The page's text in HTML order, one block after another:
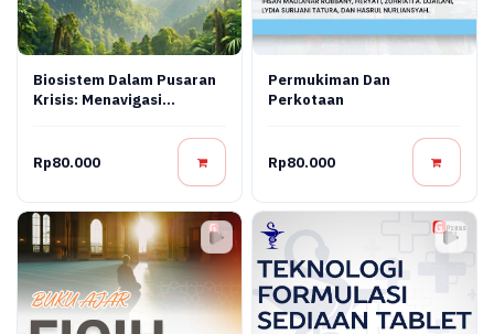
Biosistem Dalam Pusaran
Krisis: Menavigasi
Bencana
Rp80.000
Permukiman Dan
Perkotaan
Rp80.000